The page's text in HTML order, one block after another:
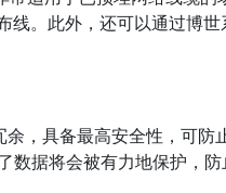
线。此外，还可以通过博
，具备最高安全性，可
据将会被有力地保护，